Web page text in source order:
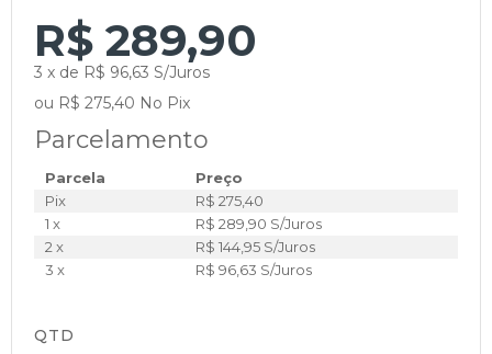
R$ 289,90
3 x de R$ 96,63 S/Juros
ou R$ 275,40 No Pix
Parcelamento
Parcela
Preço
Pix
R$ 275,40
1 x
R$ 289,90 S/Juros
2 x
R$ 144,95 S/Juros
3 x
R$ 96,63 S/Juros
QTD